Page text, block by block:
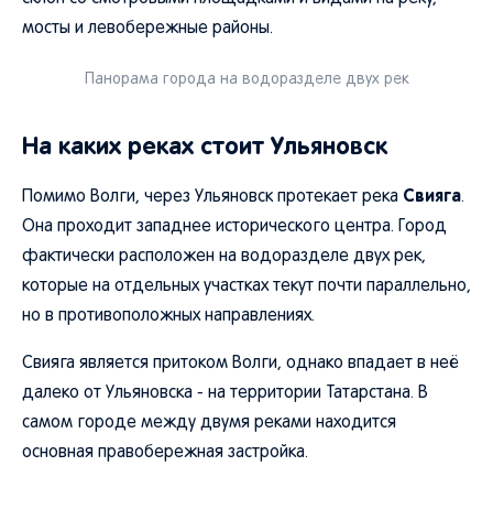
мосты и левобережные районы.
Панорама города на водоразделе двух рек
На каких реках стоит Ульяновск
Помимо Волги, через Ульяновск протекает река Свияга.
Она проходит западнее исторического центра. Город
фактически расположен на водоразделе двух рек,
которые на отдельных участках текут почти параллельно,
но в противоположных направлениях.
Свияга является притоком Волги, однако впадает в неё
далеко от Ульяновска - на территории Татарстана. В
самом городе между двумя реками находится
основная правобережная застройка.